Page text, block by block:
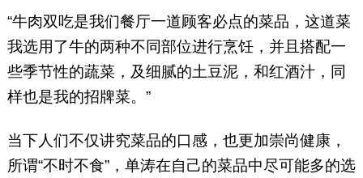
“牛肉双吃是我们餐厅一道顾客必点的菜品，这道菜
我选用了牛的两种不同部位进行烹饪，并且搭配一
些季节性的蔬菜，及细腻的土豆泥，和红酒汁，同
样也是我的招牌菜。”
当下人们不仅讲究菜品的口感，也更加崇尚健康，
所谓“不时不食”，单涛在自己的菜品中尽可能多的选